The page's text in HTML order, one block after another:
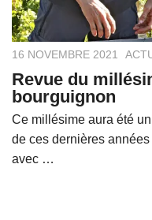
16 NOVEMBRE 2021
Revue du
bourguignon
Ce millésime aura été
de ces dernières
avec …